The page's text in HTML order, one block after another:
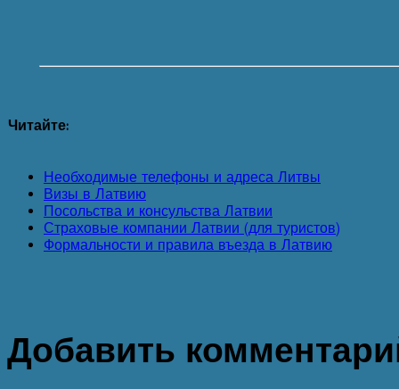
Читайте:
Необходимые телефоны и адреса Литвы
Визы в Латвию
Посольства и консульства Латвии
Страховые компании Латвии (для туристов)
Формальности и правила въезда в Латвию
Добавить